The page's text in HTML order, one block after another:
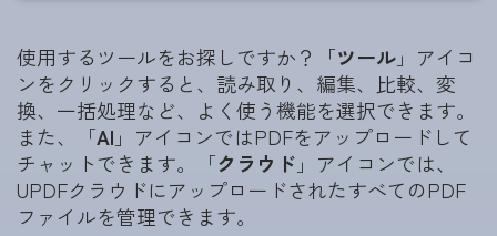
使用するツールをお探しですか？「ツール」アイコ
ンをクリックすると、読み取り、編集、比較、変
換、一括処理など、よく使う機能を選択できます。
また、「AI 」アイコンではPDFをアップロードして
チャットできます。「クラウド 」アイコンでは、
UPDFクラウドにアップロードされたすべてのPDF
ファイルを管理できます。